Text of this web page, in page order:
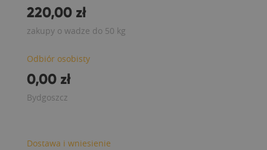
220,00 zł
zakupy o wadze do 50 kg
Odbiór osobisty
0,00 zł
Bydgoszcz
Dostawa i wniesienie